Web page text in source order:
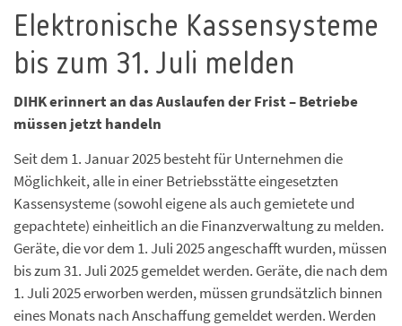
Elektronische Kassensysteme
bis zum 31. Juli melden
DIHK erinnert an das Auslaufen der Frist – Betriebe
müssen jetzt handeln
Seit dem 1. Januar 2025 besteht für Unternehmen die
Möglichkeit, alle in einer Betriebsstätte eingesetzten
Kassensysteme (sowohl eigene als auch gemietete und
gepachtete) einheitlich an die Finanzverwaltung zu melden.
Geräte, die vor dem 1. Juli 2025 angeschafft wurden, müssen
bis zum 31. Juli 2025 gemeldet werden. Geräte, die nach dem
1. Juli 2025 erworben werden, müssen grundsätzlich binnen
eines Monats nach Anschaffung gemeldet werden. Werden